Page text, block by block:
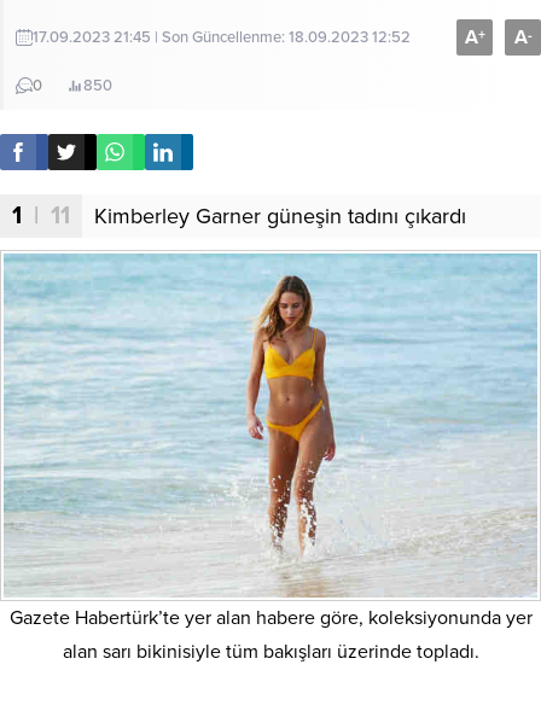
17.09.2023 21:45 | Son Güncellenme: 18.09.2023 12:52
0 850
A+ A-
1 | 11 Kimberley Garner güneşin tadını çıkardı
Gazete Habertürk’te yer alan habere göre, koleksiyonunda yer
alan sarı bikinisiyle tüm bakışları üzerinde topladı.